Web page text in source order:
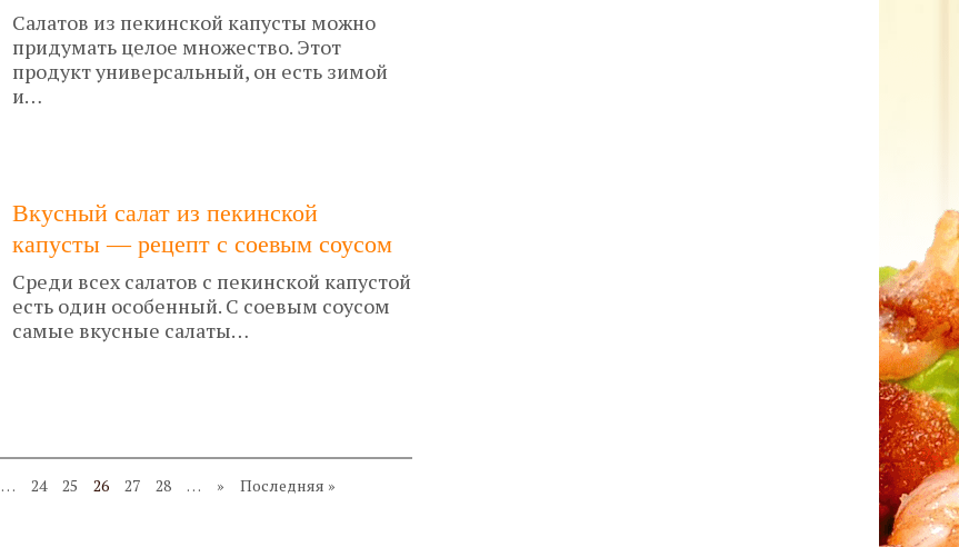
Салатов из пекинской капусты можно
придумать целое множество. Этот
продукт универсальный, он есть зимой
и…
Вкусный салат из пекинской
капусты — рецепт с соевым соусом
Среди всех салатов с пекинской капустой
есть один особенный. С соевым соусом
самые вкусные салаты…
… 24 25 26 27 28 … » Последняя »